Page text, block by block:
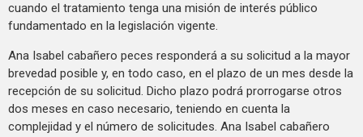
cuando el tratamiento tenga una misión de interés público
fundamentado en la legislación vigente.
Ana Isabel cabañero peces responderá a su solicitud a la mayor
brevedad posible y, en todo caso, en el plazo de un mes desde la
recepción de su solicitud. Dicho plazo podrá prorrogarse otros
dos meses en caso necesario, teniendo en cuenta la
complejidad y el número de solicitudes. Ana Isabel cabañero